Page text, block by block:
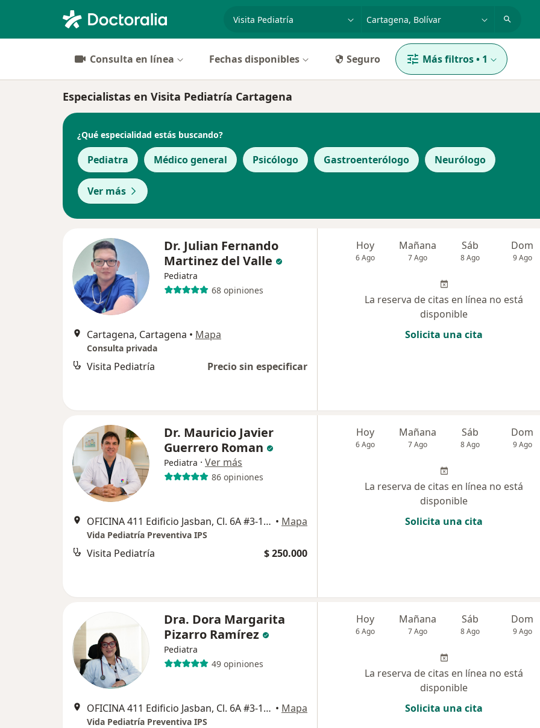
especialidad, enfermedad o nombre
Consulta en línea Fechas disponibles Seguro Más filtros• 1
Especialistas en Visita Pediatría Cartagena
¿Qué especialidad estás buscando?
Pediatra Médico general Psicólogo Gastroenterólogo Neurólogo
Ver más
Dr. Julian Fernando
Martinez del Valle
Pediatra
68 opiniones
Cartagena, Cartagena • Mapa
Consulta privada
Visita Pediatría Precio sin especificar
Hoy
6 Ago
Mañana
7 Ago
Sáb
8 Ago
Dom
9 Ago
La reserva de citas en línea no está
disponible
Solicita una cita
Dr. Mauricio Javier
Guerrero Roman
Pediatra · Ver más
86 opiniones
OFICINA 411 Edificio Jasban, Cl. 6A #3-17, Cartagena • Mapa
Vida Pediatría Preventiva IPS
Visita Pediatría $ 250.000
Hoy
6 Ago
Mañana
7 Ago
Sáb
8 Ago
Dom
9 Ago
La reserva de citas en línea no está
disponible
Solicita una cita
Dra. Dora Margarita
Pizarro Ramírez
Pediatra
49 opiniones
OFICINA 411 Edificio Jasban, Cl. 6A #3-17, Cartagena • Mapa
Vida Pediatría Preventiva IPS
Hoy
6 Ago
Mañana
7 Ago
Sáb
8 Ago
Dom
9 Ago
La reserva de citas en línea no está
disponible
Solicita una cita